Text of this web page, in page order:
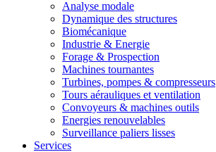
Analyse modale
Dynamique des structures
Biomécanique
Industrie & Energie
Forage & Prospection
Machines tournantes
Turbines, pompes & compresseurs
Tours aérauliques et ventilation
Convoyeurs & machines outils
Energies renouvelables
Surveillance paliers lisses
Services